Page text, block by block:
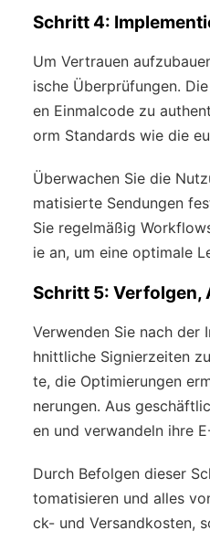
Schritt 4:
Um Vertrauen
ische Überprüfungen.
en Einmalcode zu
orm Standards wie die
Überwachen Sie die
matisierte Sendungen
Sie regelmäßig
ie an, um eine optimale
Schritt 5: Verfolgen,
Verwenden Sie nach der
hnittliche Signierzeiten
te, die Optimierungen
nerungen. Aus
en und verwandeln ihre
Durch Befolgen dieser
tomatisieren und alles
ck- und Versandkosten,